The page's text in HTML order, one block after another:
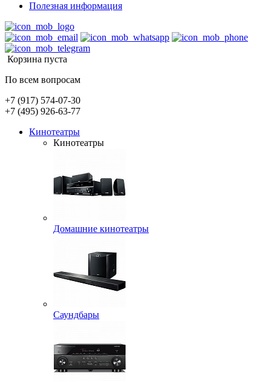
Полезная информация
Корзина пуста
По всем вопросам
+7 (917) 574-07-30
+7 (495) 926-63-77
Кинотеатры
Кинотеатры
Домашние кинотеатры
Саундбары